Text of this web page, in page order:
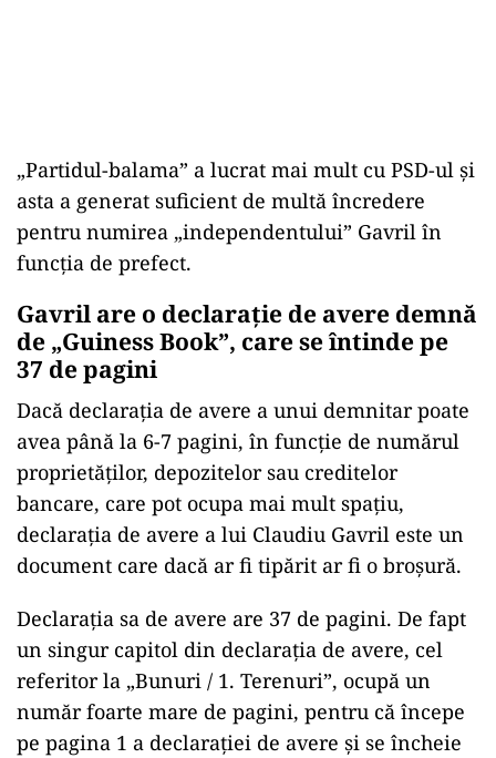
„Partidul-balama” a lucrat mai mult cu PSD-ul și
asta a generat suficient de multă încredere
pentru numirea „independentului” Gavril în
funcția de prefect.
Gavril are o declarație de avere demnă
de „Guiness Book”, care se întinde pe
37 de pagini
Dacă declarația de avere a unui demnitar poate
avea până la 6-7 pagini, în funcție de numărul
proprietăților, depozitelor sau creditelor
bancare, care pot ocupa mai mult spațiu,
declarația de avere a lui Claudiu Gavril este un
document care dacă ar fi tipărit ar fi o broșură.
Declarația sa de avere are 37 de pagini. De fapt
un singur capitol din declarația de avere, cel
referitor la „Bunuri / 1. Terenuri”, ocupă un
număr foarte mare de pagini, pentru că începe
pe pagina 1 a declarației de avere și se încheie